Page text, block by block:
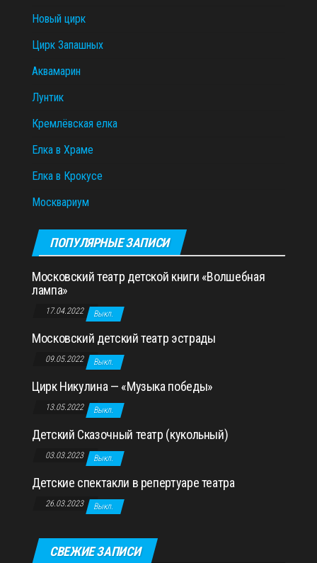
Новый цирк
Цирк Запашных
Аквамарин
Лунтик
Кремлёвская елка
Елка в Храме
Елка в Крокусе
Москвариум
ПОПУЛЯРНЫЕ ЗАПИСИ
Московский театр детской книги «Волшебная
лампа»
17.04.2022 Выкл.
Московский детский театр эстрады
09.05.2022 Выкл.
Цирк Никулина — «Музыка победы»
13.05.2022 Выкл.
Детский Сказочный театр (кукольный)
03.03.2023 Выкл.
Детские спектакли в репертуаре театра
26.03.2023 Выкл.
СВЕЖИЕ ЗАПИСИ